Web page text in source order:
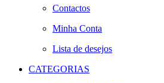
Contactos
Minha Conta
Lista de desejos
CATEGORIAS